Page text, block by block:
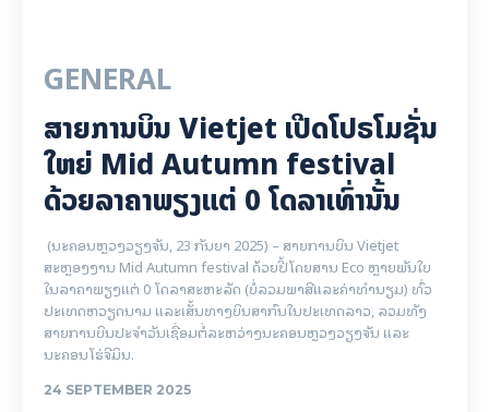
GENERAL
ສາຍການບິນ Vietjet ເປີດໂປຣໂມຊັ່ນ
ໃຫຍ່ Mid Autumn festival
ດ້ວຍລາຄາພຽງແຕ່ 0 ໂດລາເທົ່ານັ້ນ
(ນະຄອນຫຼວງວຽງຈັນ, 23 ກັນຍາ 2025) – ສາຍການບິນ Vietjet
ສະຫຼອງງານ Mid Autumn festival ດ້ວຍປີ້ໂດຍສານ Eco ຫຼາຍພັນໃບ
ໃນລາຄາພຽງແຕ່ 0 ໂດລາສະຫະລັດ (ບໍ່ລວມພາສີແລະຄ່າທໍານຽມ) ທົ່ວ
ປະເທດຫວຽດນາມ ແລະເສັ້ນທາງບິນສາກົນໃນປະເທດລາວ, ລວມທັງ
ສາຍການບິນປະຈໍາວັນເຊື່ອມຕໍ່ລະຫວ່າງນະຄອນຫຼວງວຽງຈັນ ແລະ
ນະຄອນໂຮ່ຈີມິນ.
24 SEPTEMBER 2025